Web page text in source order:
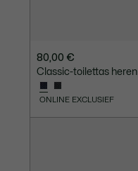
80,00 €
Classic-toilettas heren
ONLINE EXCLUSIEF